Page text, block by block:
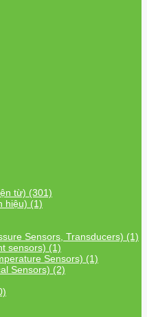
từ) (301)
hiệu) (1)
Sensors, Transducers) (1)
sensors) (1)
Sensors) (1)
Sensors) (2)